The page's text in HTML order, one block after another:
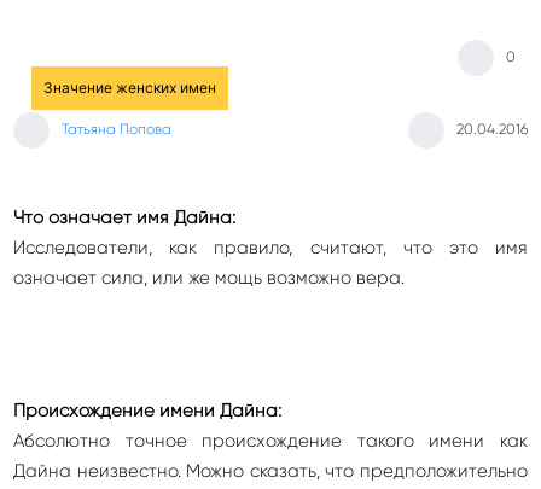
Значение женских имен
Татьяна Попова 20.04.2016
0
Что означает имя Дайна:
Исследователи, как правило, считают, что это имя
означает сила, или же мощь возможно вера.
Происхождение имени Дайна:
Абсолютно точное происхождение такого имени как
Дайна неизвестно. Можно сказать, что предположительно